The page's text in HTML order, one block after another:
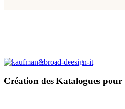
Création des Katalogues